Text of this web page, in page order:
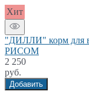
Хит
"ДИЛЛИ" корм для
РИСОМ
2 250
руб.
Добавить